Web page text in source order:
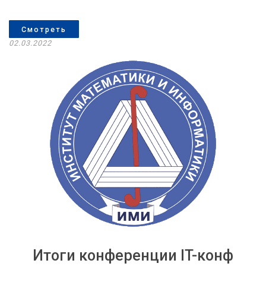
Смотреть
02.03.2022
Итоги конференции IT-конф